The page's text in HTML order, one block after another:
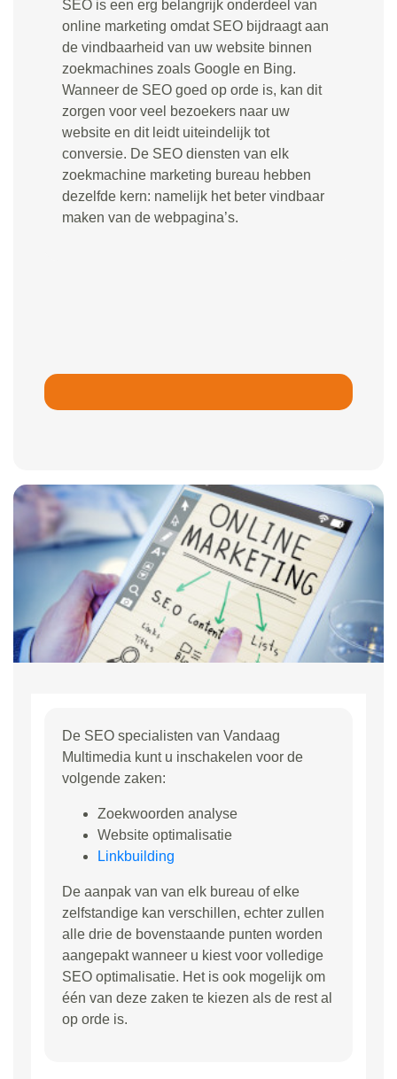
SEO is een erg belangrijk onderdeel van
online marketing omdat SEO bijdraagt aan
de vindbaarheid van uw website binnen
zoekmachines zoals Google en Bing.
Wanneer de SEO goed op orde is, kan dit
zorgen voor veel bezoekers naar uw
website en dit leidt uiteindelijk tot
conversie. De SEO diensten van elk
zoekmachine marketing bureau hebben
dezelfde kern: namelijk het beter vindbaar
maken van de webpagina’s.
De SEO specialisten van Vandaag
Multimedia kunt u inschakelen voor de
volgende zaken:
Zoekwoorden analyse
Website optimalisatie
Linkbuilding
De aanpak van van elk bureau of elke
zelfstandige kan verschillen, echter zullen
alle drie de bovenstaande punten worden
aangepakt wanneer u kiest voor volledige
SEO optimalisatie. Het is ook mogelijk om
één van deze zaken te kiezen als de rest al
op orde is.